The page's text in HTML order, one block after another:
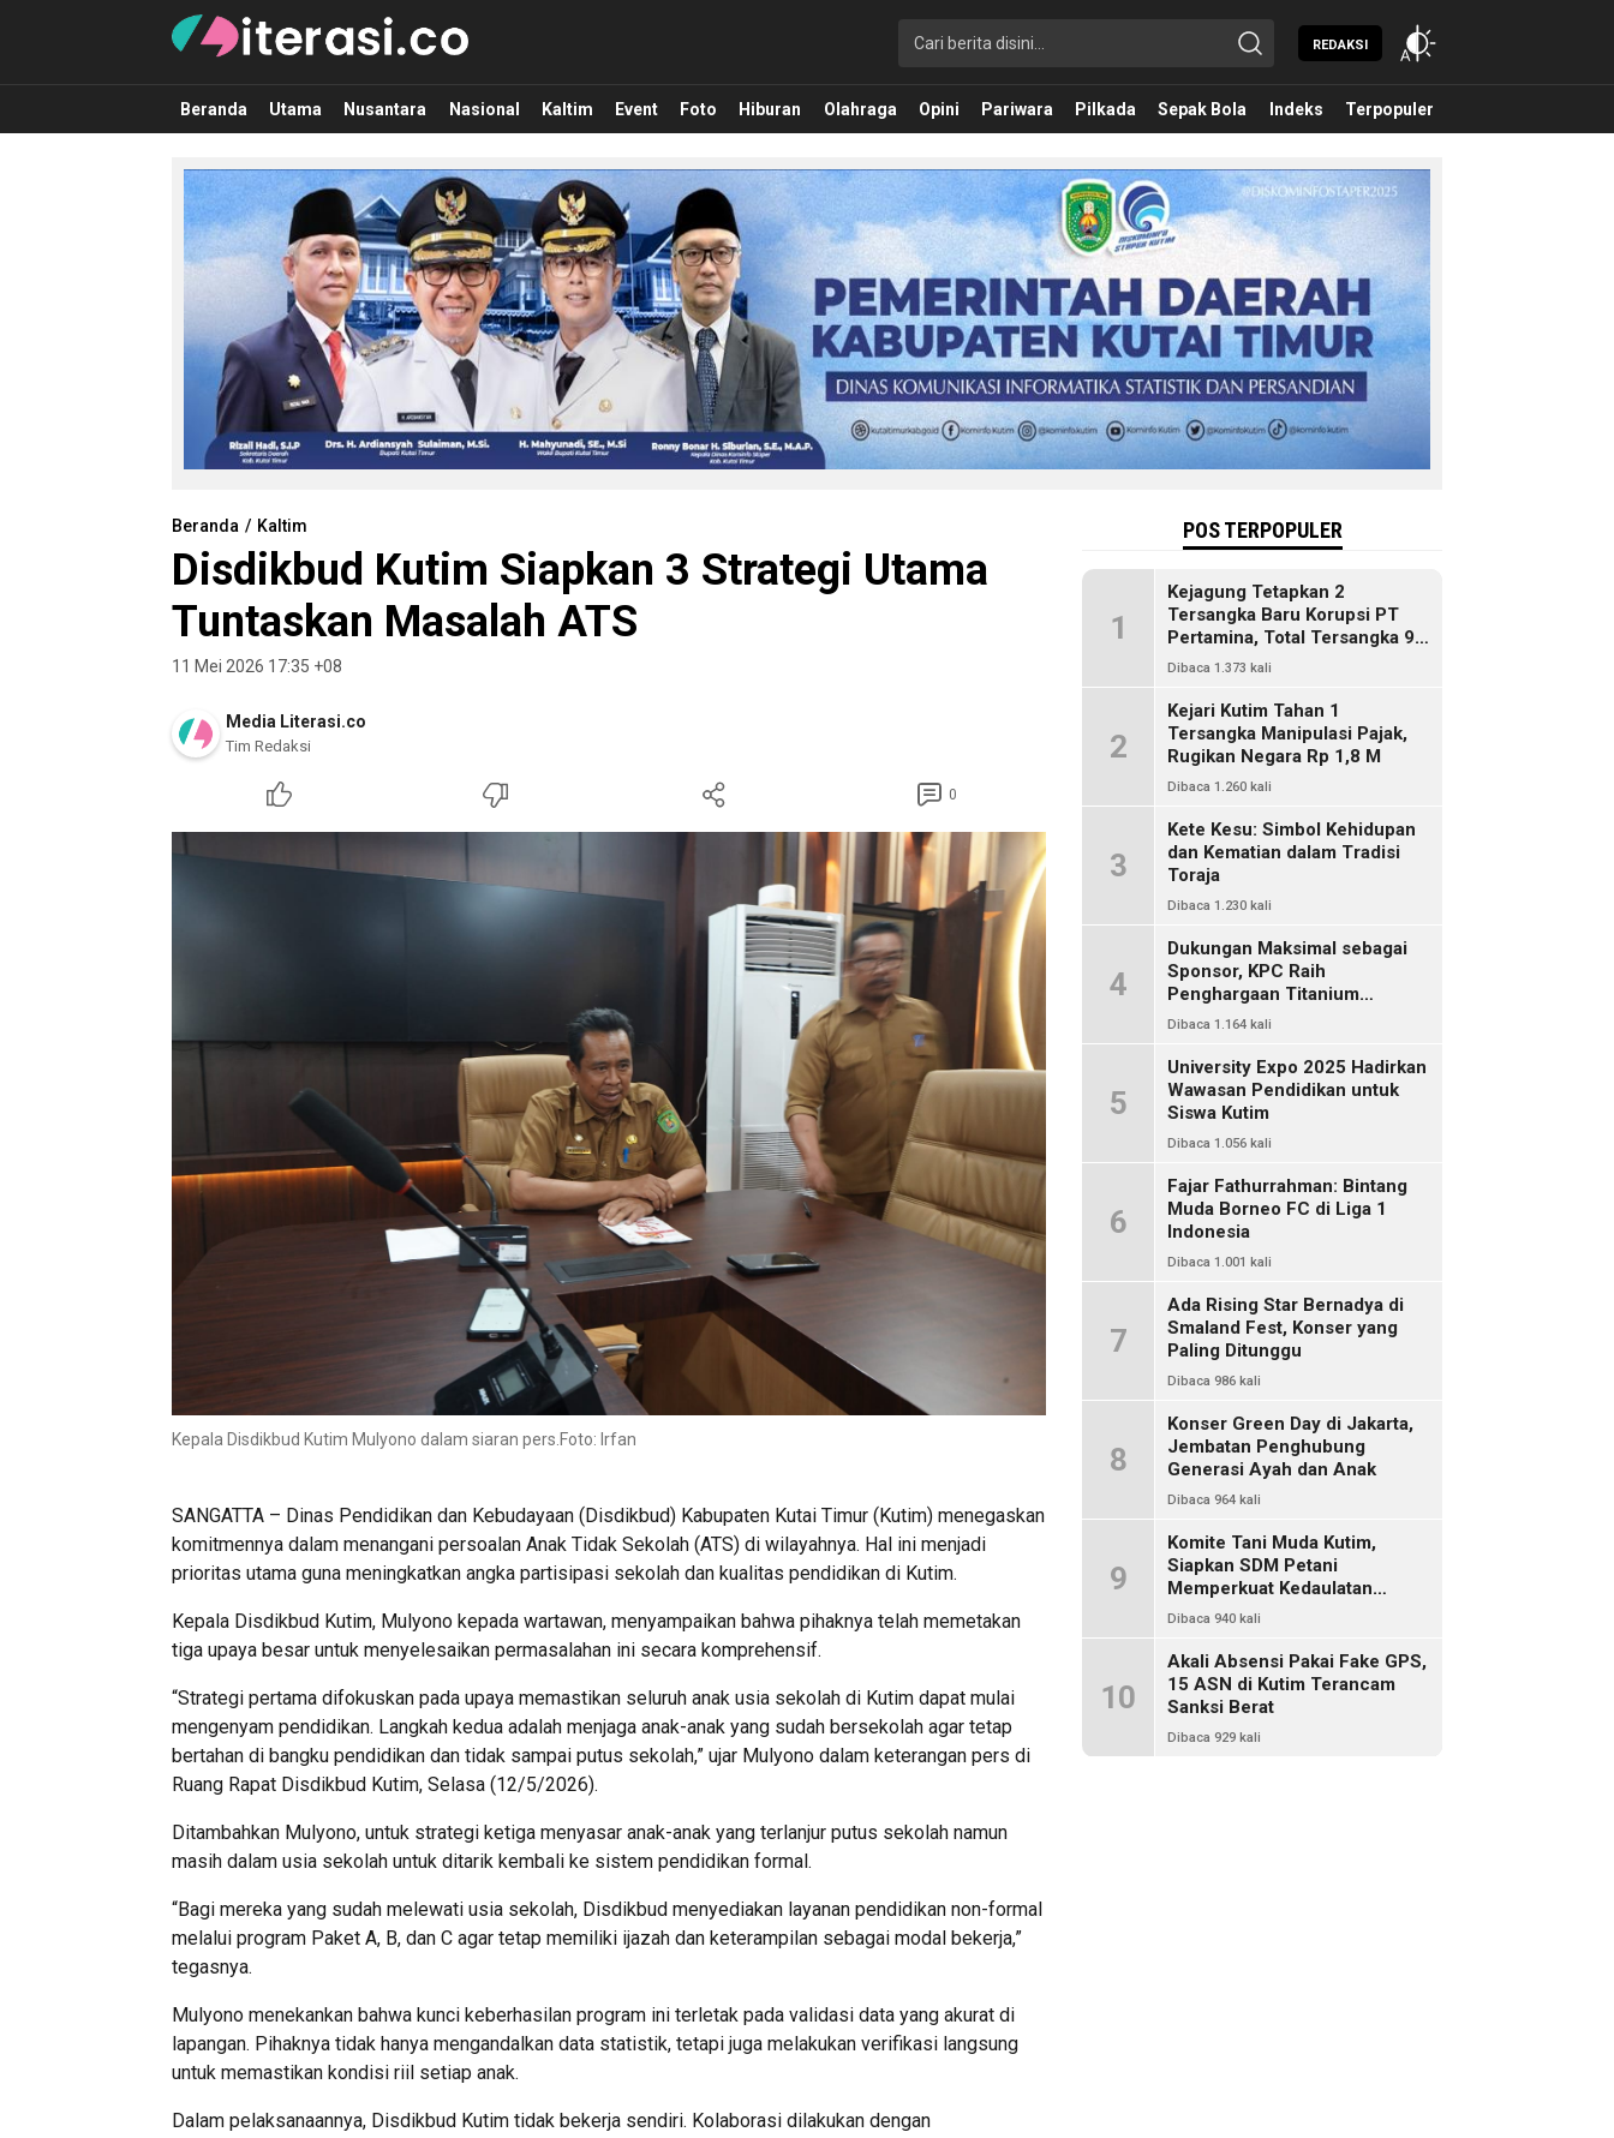
Literasi.co
Pilar Informasi
REDAKSI
Beranda Utama Nusantara Nasional Kaltim Event Foto Hiburan Olahraga Opini Pariwara Pilkada Sepak Bola Indeks Terpopuler
Beranda Kaltim
Disdikbud Kutim Siapkan 3 Strategi Utama
Tuntaskan Masalah ATS
11 Mei 2026 17:35 +08
Media Literasi.co
Tim Redaksi
0
Kepala Disdikbud Kutim Mulyono dalam siaran pers.Foto: Irfan
SANGATTA – Dinas Pendidikan dan Kebudayaan (Disdikbud) Kabupaten Kutai Timur (Kutim) menegaskan
komitmennya dalam menangani persoalan Anak Tidak Sekolah (ATS) di wilayahnya. Hal ini menjadi
prioritas utama guna meningkatkan angka partisipasi sekolah dan kualitas pendidikan di Kutim.
Kepala Disdikbud Kutim, Mulyono kepada wartawan, menyampaikan bahwa pihaknya telah memetakan
tiga upaya besar untuk menyelesaikan permasalahan ini secara komprehensif.
“Strategi pertama difokuskan pada upaya memastikan seluruh anak usia sekolah di Kutim dapat mulai
mengenyam pendidikan. Langkah kedua adalah menjaga anak-anak yang sudah bersekolah agar tetap
bertahan di bangku pendidikan dan tidak sampai putus sekolah,” ujar Mulyono dalam keterangan pers di
Ruang Rapat Disdikbud Kutim, Selasa (12/5/2026).
Ditambahkan Mulyono, untuk strategi ketiga menyasar anak-anak yang terlanjur putus sekolah namun
masih dalam usia sekolah untuk ditarik kembali ke sistem pendidikan formal.
“Bagi mereka yang sudah melewati usia sekolah, Disdikbud menyediakan layanan pendidikan non-formal
melalui program Paket A, B, dan C agar tetap memiliki ijazah dan keterampilan sebagai modal bekerja,”
tegasnya.
Mulyono menekankan bahwa kunci keberhasilan program ini terletak pada validasi data yang akurat di
lapangan. Pihaknya tidak hanya mengandalkan data statistik, tetapi juga melakukan verifikasi langsung
untuk memastikan kondisi riil setiap anak.
Dalam pelaksanaannya, Disdikbud Kutim tidak bekerja sendiri. Kolaborasi dilakukan dengan
POS TERPOPULER
1
Kejagung Tetapkan 2
Tersangka Baru Korupsi PT
Pertamina, Total Tersangka 9
Orang
Dibaca 1.373 kali
2
Kejari Kutim Tahan 1
Tersangka Manipulasi Pajak,
Rugikan Negara Rp 1,8 M
Dibaca 1.260 kali
3
Kete Kesu: Simbol Kehidupan
dan Kematian dalam Tradisi
Toraja
Dibaca 1.230 kali
4
Dukungan Maksimal sebagai
Sponsor, KPC Raih
Penghargaan Titanium
Pemkab Kutim
Dibaca 1.164 kali
5
University Expo 2025 Hadirkan
Wawasan Pendidikan untuk
Siswa Kutim
Dibaca 1.056 kali
6
Fajar Fathurrahman: Bintang
Muda Borneo FC di Liga 1
Indonesia
Dibaca 1.001 kali
7
Ada Rising Star Bernadya di
Smaland Fest, Konser yang
Paling Ditunggu
Dibaca 986 kali
8
Konser Green Day di Jakarta,
Jembatan Penghubung
Generasi Ayah dan Anak
Dibaca 964 kali
9
Komite Tani Muda Kutim,
Siapkan SDM Petani
Memperkuat Kedaulatan
Pangan
Dibaca 940 kali
10
Akali Absensi Pakai Fake GPS,
15 ASN di Kutim Terancam
Sanksi Berat
Dibaca 929 kali